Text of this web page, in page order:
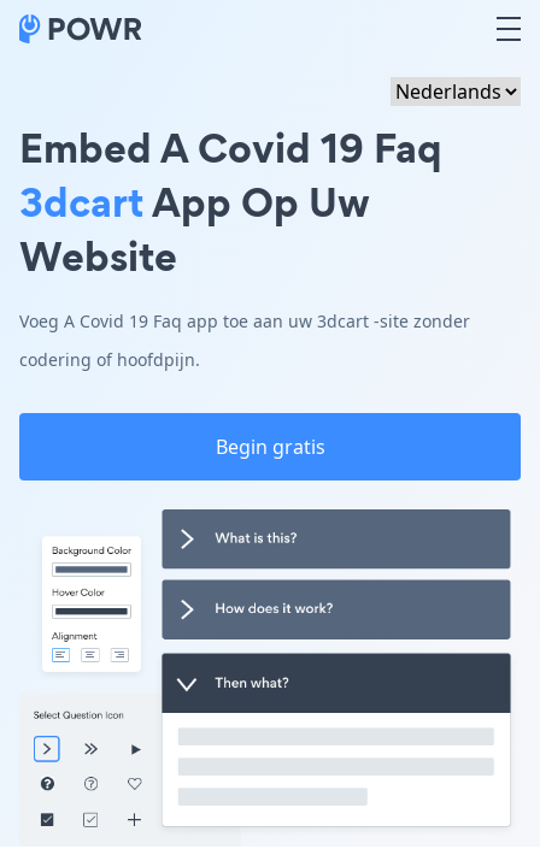
Embed A Covid 19 Faq
3dcartApp Op Uw
Website
Voeg A Covid 19 Faq app toe aan uw 3dcart -site zonder
codering of hoofdpijn.
Begin gratis